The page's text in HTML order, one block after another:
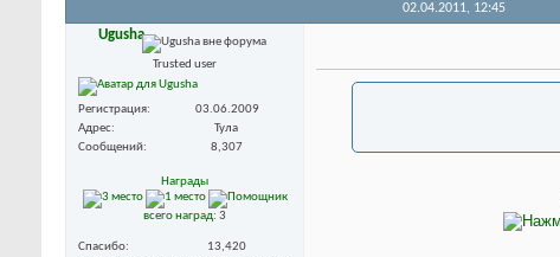
02.04.2011, 12:45
Ugusha
Trusted user
Регистрация
03.06.2009
Адрес
Тула
Сообщений
8,307
Награды
всего наград: 3
Спасибо
13,420